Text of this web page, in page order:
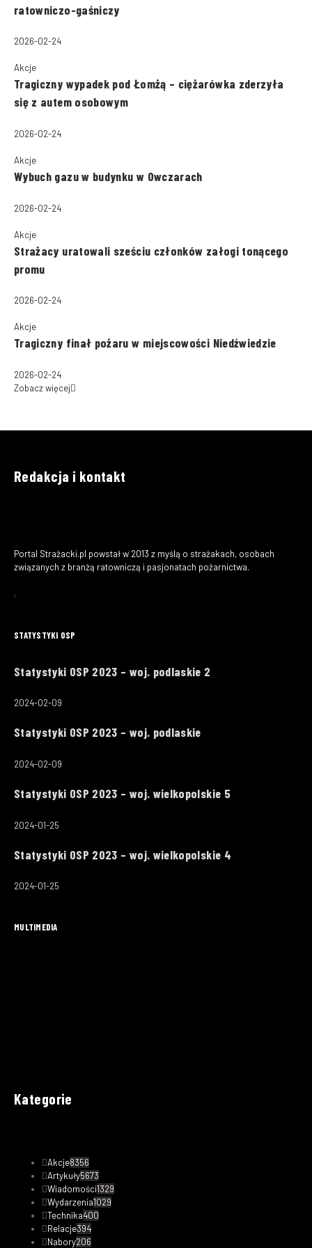
ratowniczo-gaśniczy
2026-02-24
Akcje
Tragiczny wypadek pod Łomżą – ciężarówka zderzyła
się z autem osobowym
2026-02-24
Akcje
Wybuch gazu w budynku w Owczarach
2026-02-24
Akcje
Strażacy uratowali sześciu członków załogi tonącego
promu
2026-02-24
Akcje
Tragiczny finał pożaru w miejscowości Niedźwiedzie
2026-02-24
Zobacz więcej
Redakcja i kontakt
Portal Strażacki.pl powstał w 2013 z myślą o strażakach, osobach
związanych z branżą ratowniczą i pasjonatach pożarnictwa.
STATYSTYKI OSP
Statystyki OSP 2023 – woj. podlaskie 2
2024-02-09
Statystyki OSP 2023 – woj. podlaskie
2024-02-09
Statystyki OSP 2023 – woj. wielkopolskie 5
2024-01-25
Statystyki OSP 2023 – woj. wielkopolskie 4
2024-01-25
MULTIMEDIA
Kategorie
Akcje8356
Artykuły5673
Wiadomości1329
Wydarzenia1029
Technika400
Relacje394
Nabory206